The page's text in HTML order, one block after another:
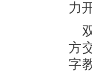
力
方
字